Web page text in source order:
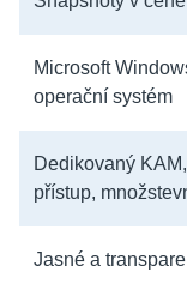
Microsoft
operační systém
Dedikovaný
přístup,
Jasné a